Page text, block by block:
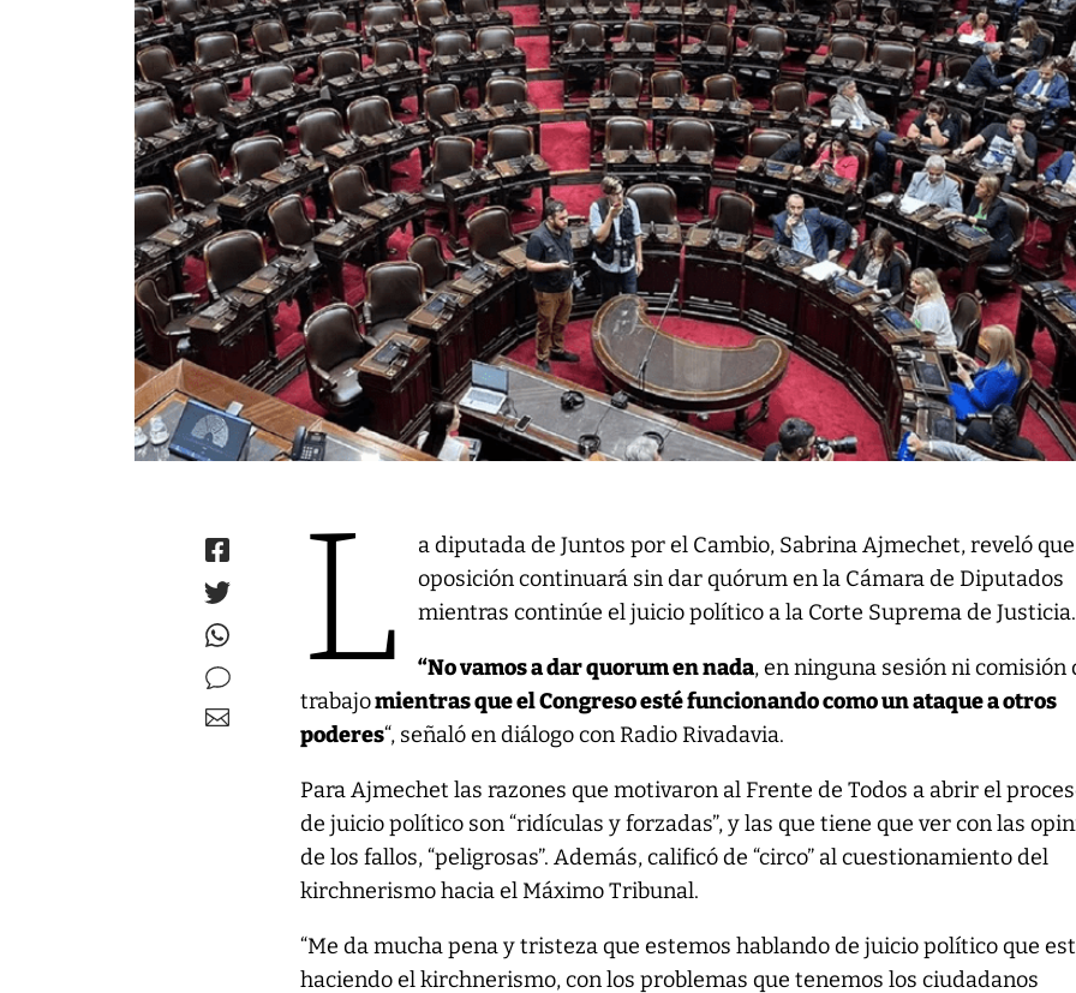
L
a diputada de Juntos por el Cambio, Sabrina Ajmechet, reveló
oposición continuará sin dar quórum en la Cámara de Diputados
mientras continúe el juicio político a la Corte Suprema de Justicia.
“No vamos a dar quorum en nada, en ninguna sesión ni comisión
trabajomientras que el Congreso esté funcionando como un ataque a otros
poderes“, señaló en diálogo con Radio Rivadavia.
Para Ajmechet las razones que motivaron al Frente de Todos a abrir el
de juicio político son “ridículas y forzadas”, y las que tiene que ver con las
de los fallos, “peligrosas”. Además, calificó de “circo” al cuestionamiento del
kirchnerismo hacia el Máximo Tribunal.
“Me da mucha pena y tristeza que estemos hablando de juicio político que
haciendo el kirchnerismo, con los problemas que tenemos los ciudadanos